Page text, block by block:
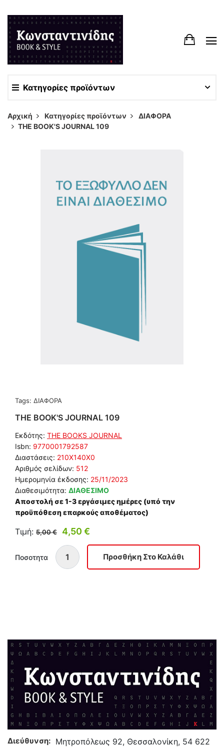
Κατηγορίες προϊόντων
Αρχική Κατηγορίες προϊόντων
ΔΙΑΦΟΡΑ
THE BOOK'S JOURNAL 109
Tags: ΔΙΑΦΟΡΑ
THE BOOK'S JOURNAL 109
Εκδότης: THE BOOKS JOURNAL
Isbn: 9770001792587
Διαστάσεις: 210Χ140Χ0
Αριθμός σελίδων: 512
Ημερομηνία έκδοσης: 25/11/2023
Διαθεσιμότητα: ΔΙΑΘΕΣΙΜΟ
Αποστολή σε 1-3 εργάσιμες ημέρες (υπό την
προϋπόθεση επαρκούς αποθέματος)
Τιμή: 5,00 € 4,50 €
Ποσοτητα
Διεύθυνση: Μητροπόλεως 92, Θεσσαλονίκη, 54 622